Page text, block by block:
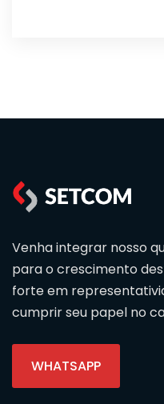
Venha integrar nosso
para o crescimento
forte em
cumprir seu papel no
WHATSAPP